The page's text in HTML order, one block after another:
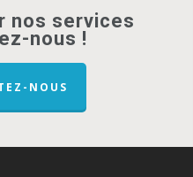
nos services
nous !
NOUS